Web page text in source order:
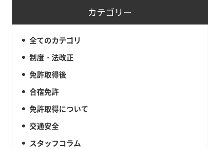
カテゴリー
全てのカテゴリ
制度・法改正
免許取得後
合宿免許
免許取得について
交通安全
スタッフコラム